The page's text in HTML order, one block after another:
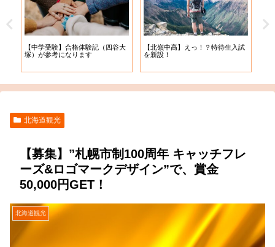
【中学受験】合格体験記（四谷大
塚）が参考になります
【北嶺中高】えっ！？特待生入試
を新設！
北海道観光
【募集】”札幌市制100周年 キャッチフレ
ーズ&ロゴマークデザイン”で、賞金
50,000円GET！
北海道観光